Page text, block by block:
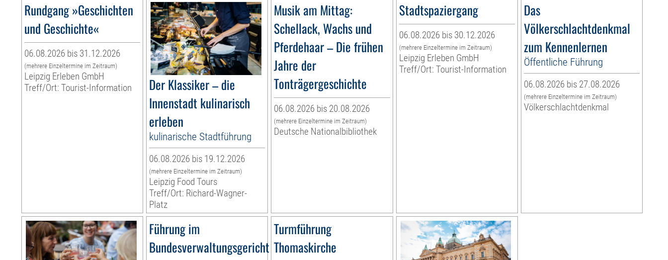
Rundgang »Geschichten
und Geschichte«
06.08.2026 bis 31.12.2026
(mehrere Einzeltermine im Zeitraum)
Leipzig Erleben GmbH
Treff/Ort: Tourist-Information
Der Klassiker – die
Innenstadt kulinarisch
erleben
kulinarische Stadtführung
06.08.2026 bis 19.12.2026
(mehrere Einzeltermine im Zeitraum)
Leipzig Food Tours
Treff/Ort: Richard-Wagner-
Platz
Musik am Mittag:
Schellack, Wachs und
Pferdehaar – Die frühen
Jahre der
Tonträgergeschichte
06.08.2026 bis 20.08.2026
(mehrere Einzeltermine im Zeitraum)
Deutsche Nationalbibliothek
Stadtspaziergang
06.08.2026 bis 30.12.2026
(mehrere Einzeltermine im Zeitraum)
Leipzig Erleben GmbH
Treff/Ort: Tourist-Information
Das
Völkerschlachtdenkmal
zum Kennenlernen
Öffentliche Führung
06.08.2026 bis 27.08.2026
(mehrere Einzeltermine im Zeitraum)
Völkerschlachtdenkmal
Führung im
Bundesverwaltungsgericht
Turmführung
Thomaskirche